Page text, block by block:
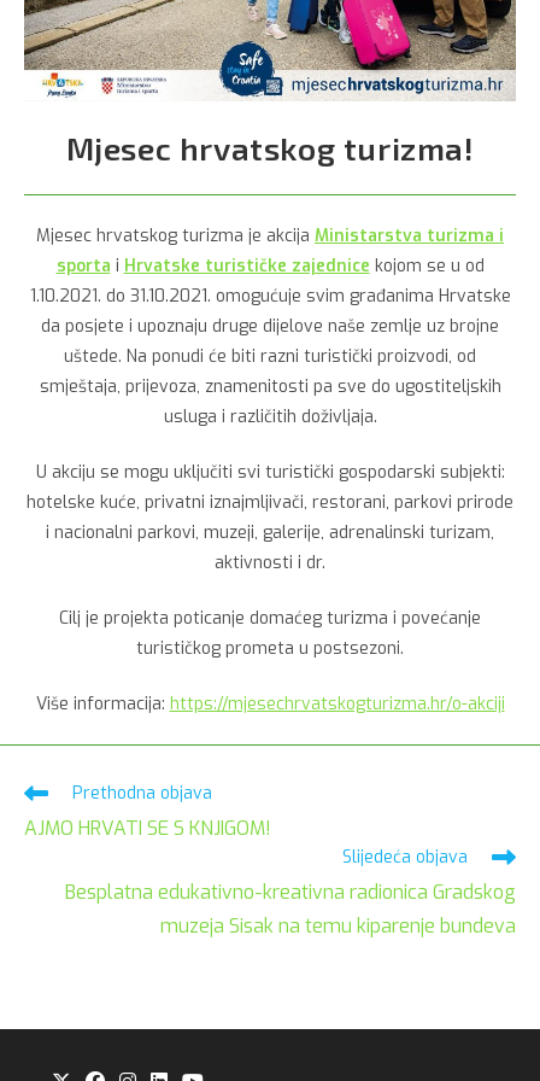
Mjesec hrvatskog turizma!
Mjesec hrvatskog turizma je akcija Ministarstva turizma i
sporta i Hrvatske turističke zajednice kojom se u od
1.10.2021. do 31.10.2021. omogućuje svim građanima Hrvatske
da posjete i upoznaju druge dijelove naše zemlje uz brojne
uštede. Na ponudi će biti razni turistički proizvodi, od
smještaja, prijevoza, znamenitosti pa sve do ugostiteljskih
usluga i različitih doživljaja.
U akciju se mogu uključiti svi turistički gospodarski subjekti:
hotelske kuće, privatni iznajmljivači, restorani, parkovi prirode
i nacionalni parkovi, muzeji, galerije, adrenalinski turizam,
aktivnosti i dr.
Cilj je projekta poticanje domaćeg turizma i povećanje
turističkog prometa u postsezoni.
Više informacija: https://mjesechrvatskogturizma.hr/o-akciji
Pročitaj
članaka
Prethodna objava
AJMO HRVATI SE S KNJIGOM!
Slijedeća objava
Besplatna edukativno-kreativna radionica Gradskog
muzeja Sisak na temu kiparenje bundeva